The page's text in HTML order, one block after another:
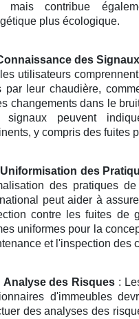
mais contribue
plus écologique.
des
utilisateurs
par leur chaudière,
changements dans le
signaux peuvent
y compris des fuites
Uniformisation des
des pratiques
peut aider à
contre les fuites de
uniformes pour la
et l'inspection des
Analyse des Risques :
d'immeubles
des analyses des